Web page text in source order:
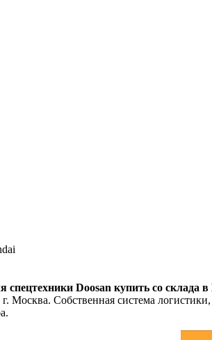
спецтехники Doosan купить со склада
Москва. Собственная система